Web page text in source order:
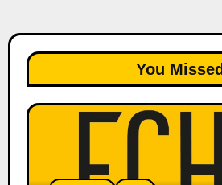
You Missed